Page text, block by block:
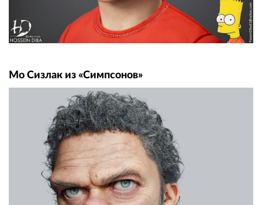
Мо Сизлак из «Симпсонов»